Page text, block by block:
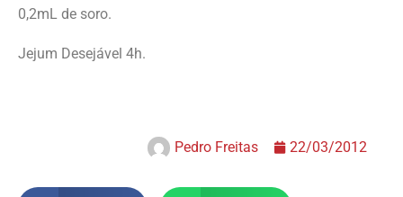
0,2mL de soro.
Jejum Desejável 4h.
Pedro Freitas 22/03/2012